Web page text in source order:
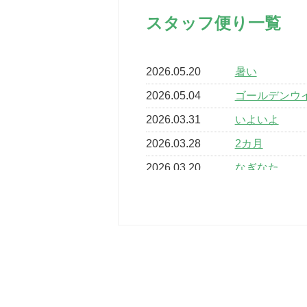
スタッフ便り一覧
2026.05.20 暑い
2026.05.04 ゴールデンウ
2026.03.31 いよいよ
2026.03.28 2カ月
2026.03.20 なぎなた